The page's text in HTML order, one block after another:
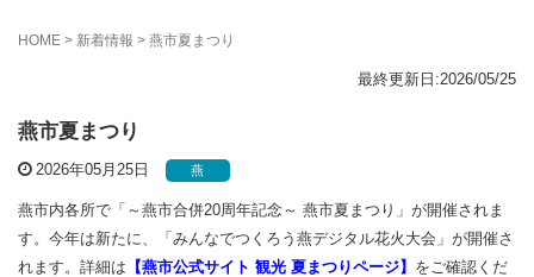
HOME > 新着情報 > 燕市夏まつり
最終更新日:2026/05/25
燕市夏まつり
2026年05月25日 燕
燕市内各所で「～燕市合併20周年記念～ 燕市夏まつり」が開催されま
す。今年は新たに、「みんなでつくろう燕デジタル花火大会」が開催さ
れます。詳細は 【燕市公式サイト 観光 夏まつりページ】 をご確認くだ